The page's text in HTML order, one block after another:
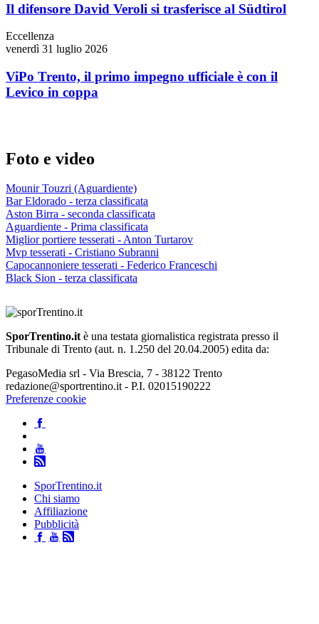
Il difensore David Veroli si trasferisce al Südtirol
Eccellenza
venerdì 31 luglio 2026
ViPo Trento, il primo impegno ufficiale è con il
Levico in coppa
Foto e video
Mounir Touzri (Aguardiente)
Bar Eldorado - terza classificata
Aston Birra - seconda classificata
Aguardiente - Prima classificata
Miglior portiere tesserati - Anton Turtarov
Mvp tesserati - Cristiano Subranni
Capocannoniere tesserati - Federico Franceschi
Black Sion - terza classificata
SporTrentino.itè una testata giornalistica registrata presso il
Tribunale di Trento (aut. n. 1.250 del 20.04.2005) edita da:
PegasoMedia srl - Via Brescia, 7 - 38122 Trento
redazione@sportrentino.it - P.I. 02015190222
Preferenze cookie
SporTrentino.it
Chi siamo
Affiliazione
Pubblicità